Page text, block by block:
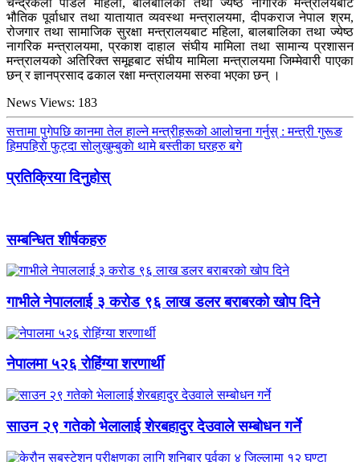
चन्द्रकला पौडेल महिला, बालबालिका तथा ज्येष्ठ नागरिक मन्त्रालयबाट
भौतिक पूर्वाधार तथा यातायात व्यवस्था मन्त्रालयमा, दीपकराज नेपाल श्रम,
रोजगार तथा सामाजिक सुरक्षा मन्त्रालयबाट महिला, बालबालिका तथा ज्येष्ठ
नागरिक मन्त्रालयमा, प्रकाश दाहाल संघीय मामिला तथा सामान्य प्रशासन
मन्त्रालयको अतिरिक्त समूहबाट संघीय मामिला मन्त्रालयमा जिम्मेवारी पाएका
छन् र ज्ञानप्रसाद ढकाल रक्षा मन्त्रालयमा सरुवा भएका छन् ।
News Views: 183
सत्तामा पुगेपछि कानमा तेल हाल्ने मन्त्रीहरूको आलोचना गर्नुस् : मन्त्री गुरूङ
हिमपहिराे फुट्दा सोलुखुम्बुकाे थामे बस्तीका घरहरु बगे
प्रतिक्रिया दिनुहोस्
सम्बन्धित शीर्षकहरु
गाभीले नेपाललाई ३ करोड ९६ लाख डलर बराबरको खोप दिने
नेपालमा ५२६ रोहिंग्या शरणार्थी
साउन २९ गतेको भेलालाई शेरबहादुर देउवाले सम्बोधन गर्ने